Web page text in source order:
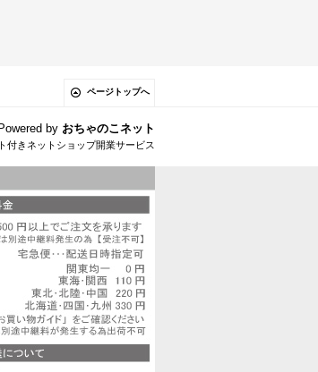
ページトップへ
Powered by おちゃのこネット
付きネットショップ開業サービス